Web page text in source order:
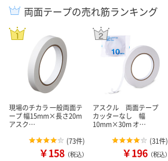
両面テープの売れ筋ランキング
現場のチカラ 一般両面テ
ープ 幅15mm×長さ20m
アスク…
(73件)
￥158 （税込）
アスクル 両面テープ
カッターなし 幅
10mm×30m オ…
(31件)
￥196 （税込）